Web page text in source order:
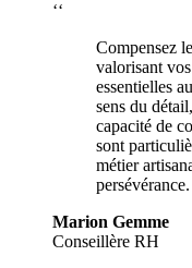
‘‘
Compensez
valorisant
essentielles
sens du
capacité de
sont
métier
persévérance.
Marion Gemme
Conseillère RH